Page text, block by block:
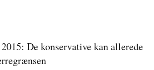
De konservative kan allerede